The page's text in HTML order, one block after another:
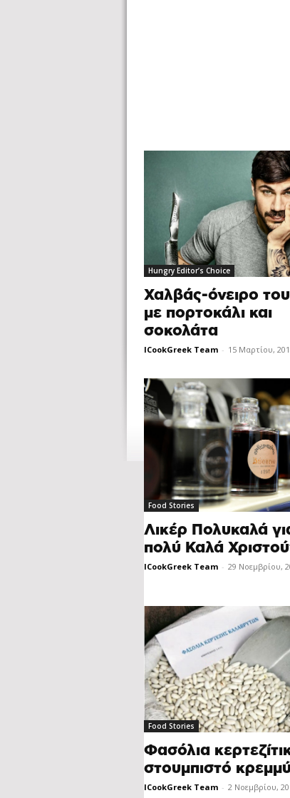
Hungry Editor’s Choice
Χαλβάς-όνειρο
με πορτοκάλι και
σοκολάτα
ICookGreek Team - 15 Μαρτίου,
Food Stories
Λικέρ Πολυκαλά
πολύ Καλά
ICookGreek Team - 29 Νοεμβρίου,
Food Stories
Φασόλια
στουµπιστό
ICookGreek Team - 2 Νοεμβρίου,